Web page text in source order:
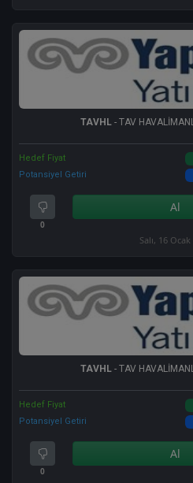
TAVHL - TAV
Hedef Fiyat
Potansiyel Getiri
0
Al
Salı, 16
TAVHL - TAV
Hedef Fiyat
Potansiyel Getiri
0
Al